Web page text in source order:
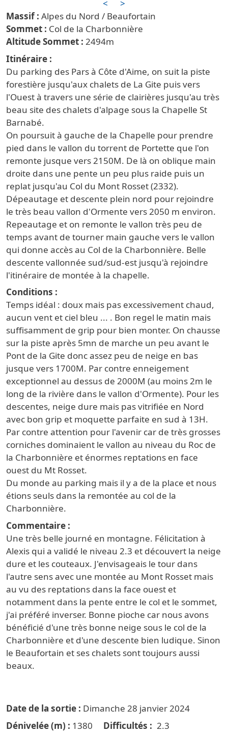
<
>
Alpes du Nord / Beaufortain
Col de la Charbonnière
2494
Itinéraire
Du parking des Pars à Côte d'Aime, on suit la piste
forestière jusqu'aux chalets de La Gite puis vers
l'Ouest à travers une série de clairières jusqu'au très
beau site des chalets d'alpage sous la Chapelle St
Barnabé.
On poursuit à gauche de la Chapelle pour prendre
pied dans le vallon du torrent de Portette que l'on
remonte jusque vers 2150M. De là on oblique main
droite dans une pente un peu plus raide puis un
replat jusqu'au Col du Mont Rosset (2332).
Dépeautage et descente plein nord pour rejoindre
le très beau vallon d'Ormente vers 2050 m environ.
Repeautage et on remonte le vallon très peu de
temps avant de tourner main gauche vers le vallon
qui donne accès au Col de la Charbonnière. Belle
descente vallonnée sud/sud-est jusqu'à rejoindre
l'itinéraire de montée à la chapelle.
Conditions
Temps idéal : doux mais pas excessivement chaud,
aucun vent et ciel bleu ... . Bon regel le matin mais
suffisamment de grip pour bien monter. On chausse
sur la piste après 5mn de marche un peu avant le
Pont de la Gite donc assez peu de neige en bas
jusque vers 1700M. Par contre enneigement
exceptionnel au dessus de 2000M (au moins 2m le
long de la rivière dans le vallon d'Ormente). Pour les
descentes, neige dure mais pas vitrifiée en Nord
avec bon grip et moquette parfaite en sud à 13H.
Par contre attention pour l'avenir car de très grosses
corniches dominaient le vallon au niveau du Roc de
la Charbonnière et énormes reptations en face
ouest du Mt Rosset.
Du monde au parking mais il y a de la place et nous
étions seuls dans la remontée au col de la
Charbonnière.
Commentaire
Une très belle journé en montagne. Félicitation à
Alexis qui a validé le niveau 2.3 et découvert la neige
dure et les couteaux. J'envisageais le tour dans
l'autre sens avec une montée au Mont Rosset mais
au vu des reptations dans la face ouest et
notamment dans la pente entre le col et le sommet,
j'ai préféré inverser. Bonne pioche car nous avons
bénéficié d'une très bonne neige sous le col de la
Charbonnière et d'une descente bien ludique. Sinon
le Beaufortain et ses chalets sont toujours aussi
beaux.
Date de la sortie
Dimanche 28 janvier 2024
Dénivelée (m)
1380 Difficultés 2.3